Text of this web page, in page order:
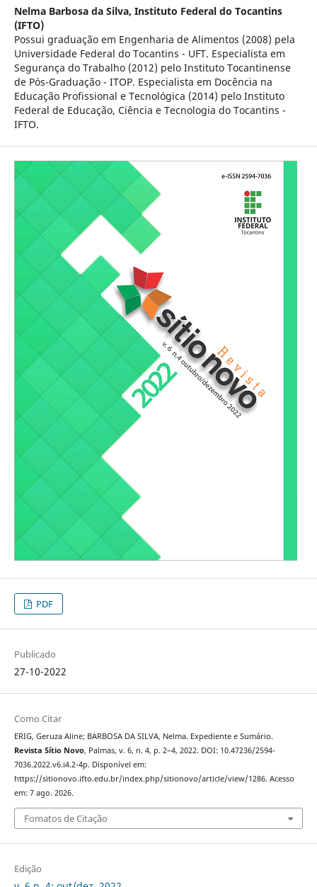
Nelma Barbosa da Silva, Instituto Federal do Tocantins
(IFTO)
Possui graduação em Engenharia de Alimentos (2008) pela
Universidade Federal do Tocantins - UFT. Especialista em
Segurança do Trabalho (2012) pelo Instituto Tocantinense
de Pós-Graduação - ITOP. Especialista em Docência na
Educação Profissional e Tecnológica (2014) pelo Instituto
Federal de Educação, Ciência e Tecnologia do Tocantins -
IFTO.
PDF
Publicado
27-10-2022
Como Citar
ERIG, Geruza Aline; BARBOSA DA SILVA, Nelma. Expediente e Sumário.
Revista Sítio Novo, Palmas, v. 6, n. 4, p. 2–4, 2022. DOI: 10.47236/2594-
7036.2022.v6.i4.2-4p. Disponível em:
https://sitionovo.ifto.edu.br/index.php/sitionovo/article/view/1286. Acesso
em: 7 ago. 2026.
Fomatos de Citação
Edição